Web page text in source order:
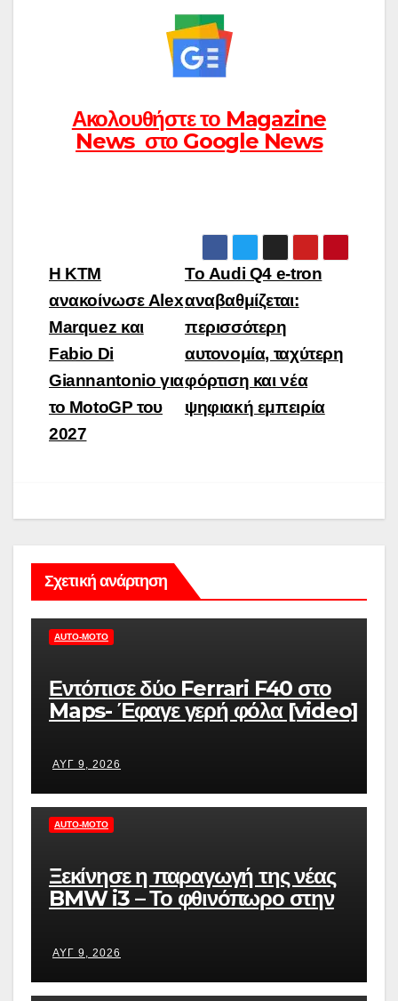
Ακολουθήστε το Magazine
News στο Google News
Πλοήγηση
άρθρων
Το Audi Q4 e-tron
αναβαθμίζεται:
περισσότερη
αυτονομία, ταχύτερη
φόρτιση και νέα
ψηφιακή εμπειρία
Η KTM
ανακοίνωσε Alex
Marquez και
Fabio Di
Giannantonio για
το MotoGP του
2027
Σχετική ανάρτηση
AUTO-MOTO
Εντόπισε δύο Ferrari F40 στο
Maps- Έφαγε γερή φόλα [video]
ΑΥΓ 9, 2026
AUTO-MOTO
Ξεκίνησε η παραγωγή της νέας
BMW i3 – Το φθινόπωρο στην
ΑΥΓ 9, 2026